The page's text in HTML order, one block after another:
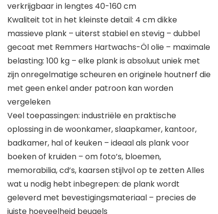
verkrijgbaar in lengtes 40-160 cm
Kwaliteit tot in het kleinste detail: 4 cm dikke
massieve plank – uiterst stabiel en stevig – dubbel
gecoat met Remmers Hartwachs-Öl olie – maximale
belasting: 100 kg – elke plank is absoluut uniek met
zijn onregelmatige scheuren en originele houtnerf die
met geen enkel ander patroon kan worden
vergeleken
Veel toepassingen: industriële en praktische
oplossing in de woonkamer, slaapkamer, kantoor,
badkamer, hal of keuken – ideaal als plank voor
boeken of kruiden – om foto’s, bloemen,
memorabilia, cd’s, kaarsen stijlvol op te zetten Alles
wat u nodig hebt inbegrepen: de plank wordt
geleverd met bevestigingsmateriaal – precies de
juiste hoeveelheid beugels